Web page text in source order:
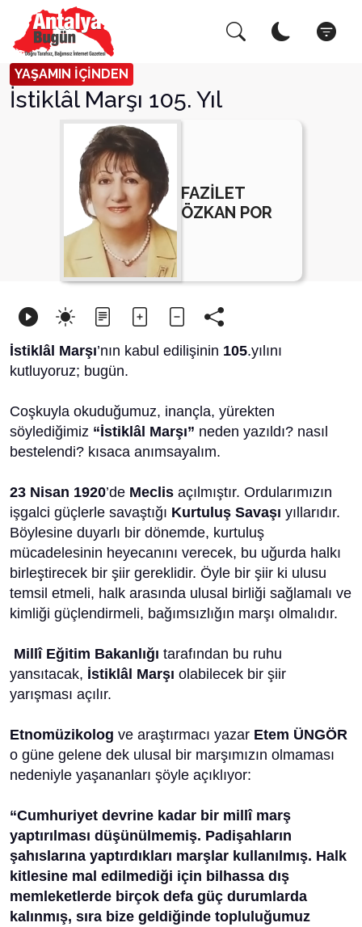
YAŞAMIN İÇİNDEN
İstiklâl Marşı 105. Yıl
FAZİLET
ÖZKAN POR
İstiklâl Marşı’nın kabul edilişinin 105.yılını
kutluyoruz; bugün.
Coşkuyla okuduğumuz, inançla, yürekten
söylediğimiz “İstiklâl Marşı” neden yazıldı? nasıl
bestelendi? kısaca anımsayalım.
23 Nisan 1920’de Meclis açılmıştır. Ordularımızın
işgalci güçlerle savaştığı Kurtuluş Savaşı yıllarıdır.
Böylesine duyarlı bir dönemde, kurtuluş
mücadelesinin heyecanını verecek, bu uğurda halkı
birleştirecek bir şiir gereklidir. Öyle bir şiir ki ulusu
temsil etmeli, halk arasında ulusal birliği sağlamalı ve
kimliği güçlendirmeli, bağımsızlığın marşı olmalıdır.
Millî Eğitim Bakanlığı tarafından bu ruhu
yansıtacak, İstiklâl Marşı olabilecek bir şiir
yarışması açılır.
Etnomüzikolog ve araştırmacı yazar Etem ÜNGÖR
o güne gelene dek ulusal bir marşımızın olmaması
nedeniyle yaşananları şöyle açıklıyor:
“Cumhuriyet devrine kadar bir millî marş
yaptırılması düşünülmemiş. Padişahların
şahıslarına yaptırdıkları marşlar kullanılmış. Halk
kitlesine mal edilmediği için bilhassa dış
memleketlerde birçok defa güç durumlarda
kalınmış, sıra bize geldiğinde topluluğumuz
Arama Yap! Kapat